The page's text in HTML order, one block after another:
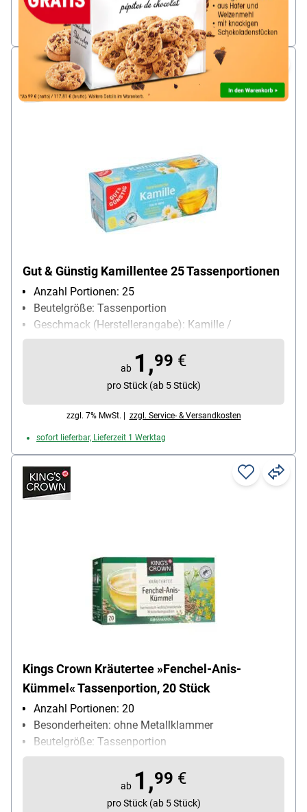
zzgl. 7% MwSt. |zzgl. Service- & Versandkosten
sofort lieferbar, Lieferzeit 1 Werktag
Gut & Günstig Kamillentee 25 Tassenportionen
Anzahl Portionen: 25
Beutelgröße: Tassenportion
Geschmack (Herstellerangabe): Kamille /
harmonisch / mild / feines Aroma
ab 1,99 €
pro Stück (ab 5 Stück)
zzgl. 7% MwSt. | zzgl. Service- & Versandkosten
sofort lieferbar, Lieferzeit 1 Werktag
Kings Crown Kräutertee »Fenchel-Anis-
Kümmel« Tassenportion, 20 Stück
Anzahl Portionen: 20
Besonderheiten: ohne Metallklammer
Beutelgröße: Tassenportion
Geschmack (Herstellerangabe): mild
Ziehzeit: 5 bis 6 min
ab 1,99 €
pro Stück (ab 5 Stück)